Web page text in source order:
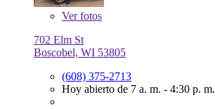
Verfotos
702 Elm St
Boscobel, WI 53805
(608) 375-2713
Hoy abierto de 7 a. m. - 4:30 p. m.